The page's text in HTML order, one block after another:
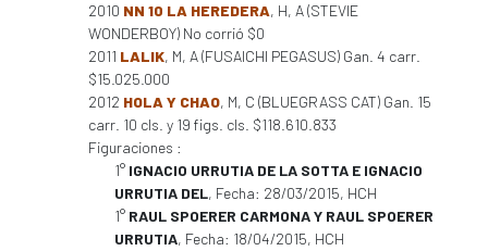
2010 NN 10 LA HEREDERA, H, A (STEVIE
WONDERBOY) No corrió $0
2011 LALIK, M, A (FUSAICHI PEGASUS) Gan. 4 carr.
$15.025.000
2012 HOLA Y CHAO, M, C (BLUEGRASS CAT) Gan. 15
carr. 10 cls. y 19 figs. cls. $118.610.833
Figuraciones :
1° IGNACIO URRUTIA DE LA SOTTA E IGNACIO
URRUTIA DEL, Fecha: 28/03/2015, HCH
1° RAUL SPOERER CARMONA Y RAUL SPOERER
URRUTIA, Fecha: 18/04/2015, HCH